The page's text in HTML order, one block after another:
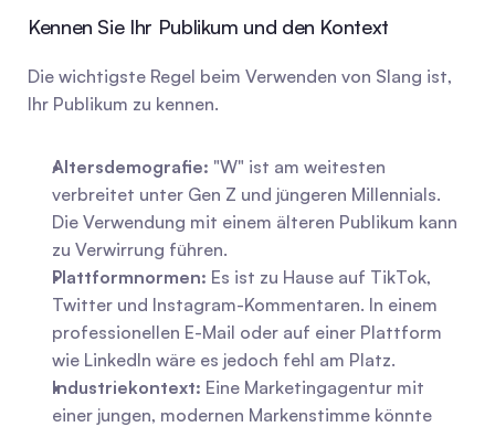
Kennen Sie Ihr Publikum und den Kontext
Die wichtigste Regel beim Verwenden von Slang ist,
Ihr Publikum zu kennen.
Altersdemografie: "W" ist am weitesten
verbreitet unter Gen Z und jüngeren Millennials.
Die Verwendung mit einem älteren Publikum kann
zu Verwirrung führen.
Plattformnormen: Es ist zu Hause auf TikTok,
Twitter und Instagram-Kommentaren. In einem
professionellen E-Mail oder auf einer Plattform
wie LinkedIn wäre es jedoch fehl am Platz.
Industriekontext: Eine Marketingagentur mit
einer jungen, modernen Markenstimme könnte